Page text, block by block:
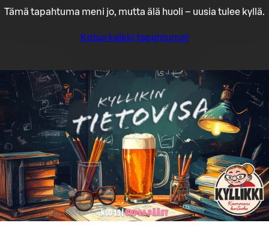
Tämä tapahtuma meni jo, mutta älä huoli – uusia tulee kyllä.
Katso kaikki tapahtumat